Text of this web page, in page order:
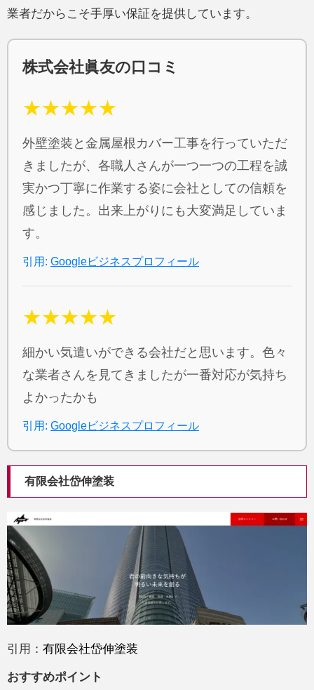
業者だからこそ手厚い保証を提供しています。
株式会社眞友の口コミ
★★★★★
外壁塗装と金属屋根カバー工事を行っていただ
きましたが、各職人さんが一つ一つの工程を誠
実かつ丁寧に作業する姿に会社としての信頼を
感じました。出来上がりにも大変満足していま
す。
引用: Googleビジネスプロフィール
★★★★★
細かい気遣いができる会社だと思います。色々
な業者さんを見てきましたが一番対応が気持ち
よかったかも
引用: Googleビジネスプロフィール
有限会社岱伸塗装
引用： 有限会社岱伸塗装
おすすめポイント